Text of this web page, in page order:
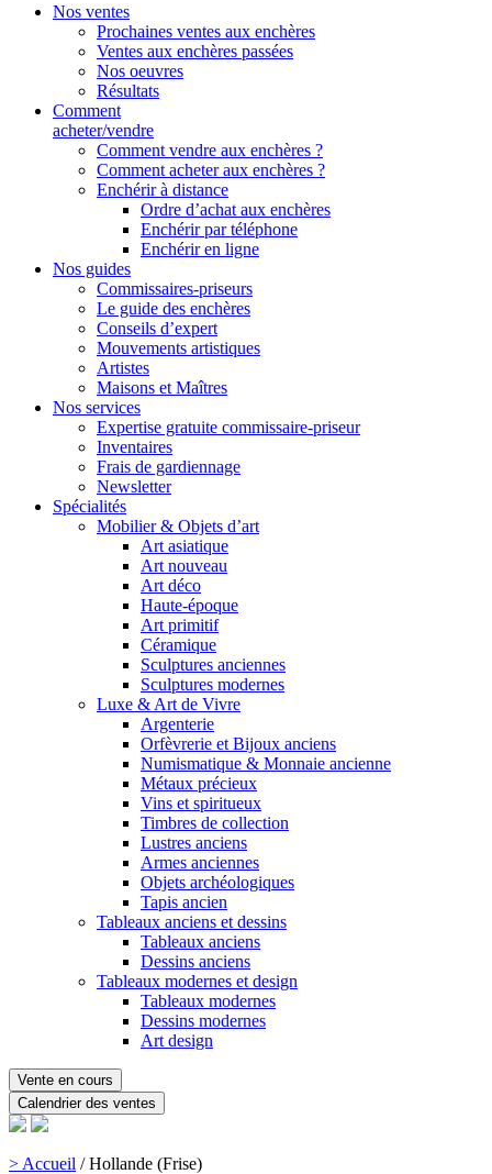
Nos ventes
Prochaines ventes aux enchères
Ventes aux enchères passées
Nos oeuvres
Résultats
Comment
acheter/vendre
Comment vendre aux enchères ?
Comment acheter aux enchères ?
Enchérir à distance
Ordre d’achat aux enchères
Enchérir par téléphone
Enchérir en ligne
Nos guides
Commissaires-priseurs
Le guide des enchères
Conseils d’expert
Mouvements artistiques
Artistes
Maisons et Maîtres
Nos services
Expertise gratuite commissaire-priseur
Inventaires
Frais de gardiennage
Newsletter
Spécialités
Mobilier & Objets d’art
Art asiatique
Art nouveau
Art déco
Haute-époque
Art primitif
Céramique
Sculptures anciennes
Sculptures modernes
Luxe & Art de Vivre
Argenterie
Orfèvrerie et Bijoux anciens
Numismatique & Monnaie ancienne
Métaux précieux
Vins et spiritueux
Timbres de collection
Lustres anciens
Armes anciennes
Objets archéologiques
Tapis ancien
Tableaux anciens et dessins
Tableaux anciens
Dessins anciens
Tableaux modernes et design
Tableaux modernes
Dessins modernes
Art design
Vente en cours
Calendrier des ventes
> Accueil /Hollande (Frise)